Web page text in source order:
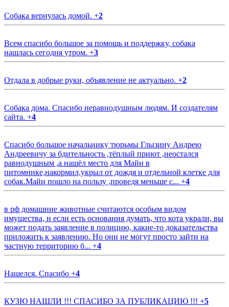
Собака вернулась домой. +2
Всем спасибо большое за помощь и поддержку, собака
нашлась сегодня утром. +3
Отдала в добрые руки, объявление не актуально. +2
Собака дома. Спасибо неравнодушным людям. И создателям
сайта. +4
Спасибо большое начальнику тюрьмы Глызину Андрею
Андреевичу за бдительность ,тёплый приют ,неостался
равнодушным ,а нашёл место для Майи в
питомнике,накормил,укрыл от дождя и отдельной клетке для
собак.Майи пошло на пользу ,проведя меньше с... +4
в рф домашние животные считаются особым видом
имущества, и если есть основания думать, что кота украли, вы
может подать заявление в полицию, какие-то доказательства
приложить к заявлению. Но они не могут просто зайти на
частную территорию б... +4
Нашелся. Спасибо +4
КУЗЮ НАШЛИ !!! СПАСИБО ЗА ПУБЛИКАЦИЮ !!! +5